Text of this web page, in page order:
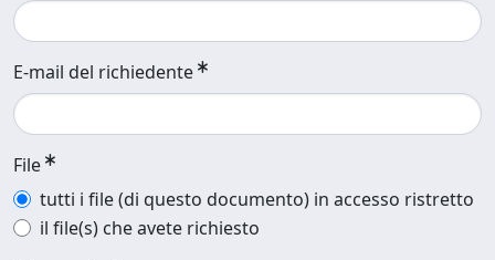
E-mail del richiedente
File
tutti i file (di questo documento) in accesso ristretto
il file(s) che avete richiesto